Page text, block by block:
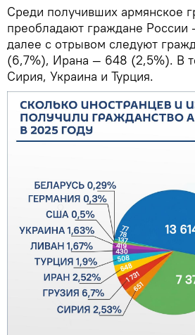
Среди получивших армянское
преобладают граждане России
далее с отрывом следуют
(6,7%), Ирана — 648 (2,5%). В
Сирия, Украина и Турция.